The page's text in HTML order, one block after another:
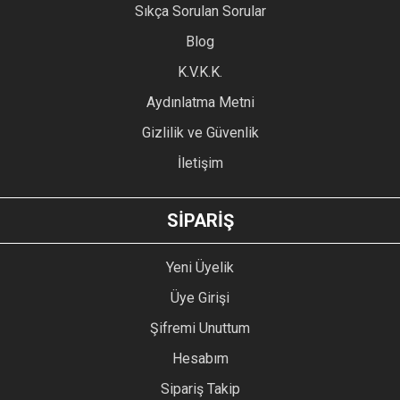
Ürün açıklamasında eksik bilgiler bulunuyor.
Ürün bilgilerinde hatalar bulunuyor.
Ürün fiyatı diğer sitelerden daha pahalı.
GÖNDER
Sıkça Sorulan Sorular
Blog
K.V.K.K.
Aydınlatma Metni
Gizlilik ve Güvenlik
İletişim
SİPARİŞ
Yeni Üyelik
Üye Girişi
Şifremi Unuttum
Hesabım
Sipariş Takip